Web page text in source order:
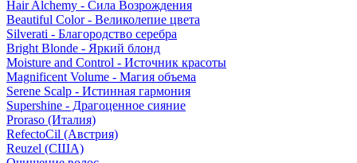
Hair Alchemy - Сила Возрождения
Beautiful Color - Великолепие цвета
Silverati - Благородство серебра
Bright Blonde - Яркий блонд
Moisture and Control - Источник красоты
Magnificent Volume - Магия объема
Serene Scalp - Истинная гармония
Supershine - Драгоценное сияние
Proraso (Италия)
RefectoCil (Австрия)
Reuzel (США)